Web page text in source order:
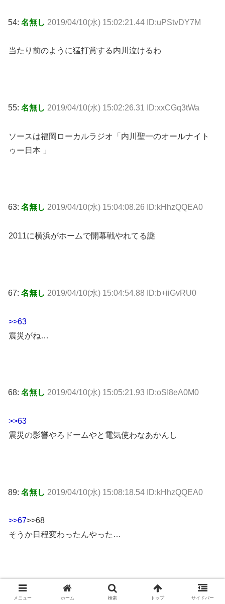
54: 名無し 2019/04/10(水) 15:02:21.44 ID:uPStvDY7M
当たり前のように猛打賞する内川泣けるわ
55: 名無し 2019/04/10(水) 15:02:26.31 ID:xxCGq3tWa
ソースは福岡ローカルラジオ「内川聖一のオールナイト
ゥー日本 」
63: 名無し 2019/04/10(水) 15:04:08.26 ID:kHhzQQEA0
2011に横浜がホームで開幕戦やれてる謎
67: 名無し 2019/04/10(水) 15:04:54.88 ID:b+iiGvRU0
>>63
震災がね…
68: 名無し 2019/04/10(水) 15:05:21.93 ID:oSI8eA0M0
>>63
震災の影響やろドームやと電気使わなあかんし
89: 名無し 2019/04/10(水) 15:08:18.54 ID:kHhzQQEA0
>>67>>68
そうか日程変わったんやった…
65:名無し 2019/04/10(水) 15:04:30.55 ID:oSI8eA0M0
メニュー ホーム 検索 トップ サイドバー